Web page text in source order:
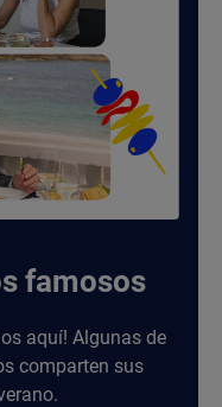
famosos
aquí! Algunas de
comparten sus